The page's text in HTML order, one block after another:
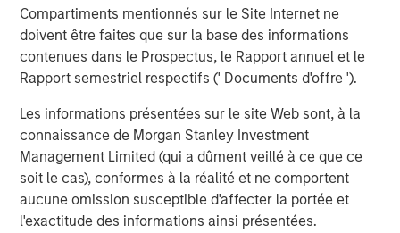
Compartiments mentionnés sur le Site Internet ne
doivent être faites que sur la base des informations
contenues dans le Prospectus, le Rapport annuel et le
Rapport semestriel respectifs (' Documents d'offre ').
Les informations présentées sur le site Web sont, à la
connaissance de Morgan Stanley Investment
Management Limited (qui a dûment veillé à ce que ce
soit le cas), conformes à la réalité et ne comportent
aucune omission susceptible d'affecter la portée et
l'exactitude des informations ainsi présentées.
Analyses mises en avant